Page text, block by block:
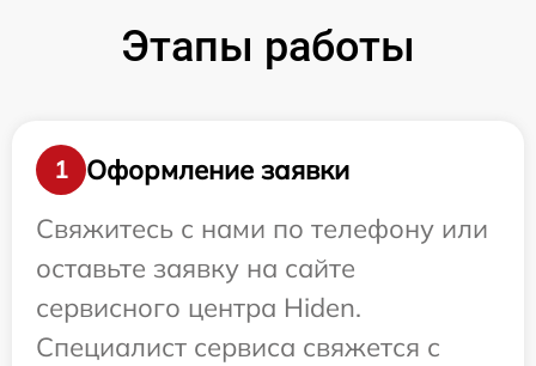
Этапы работы
1
Оформление заявки
Свяжитесь с нами по телефону или
оставьте заявку на сайте
сервисного центра Hiden.
Специалист сервиса свяжется с